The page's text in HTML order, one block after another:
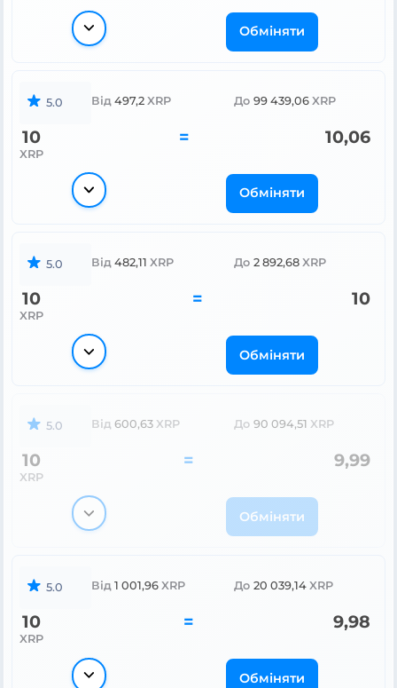
Обміняти
5.0 Від 497,2 XRP До 99 439,06 XRP
10
XRP
= 10,06
Обміняти
5.0 Від 482,11 XRP До 2 892,68 XRP
10
XRP
= 10
Обміняти
5.0 Від 600,63 XRP До 90 094,51 XRP
10
XRP
= 9,99
Обміняти
5.0 Від 1 001,96 XRP До 20 039,14 XRP
10
XRP
= 9,98
Обміняти